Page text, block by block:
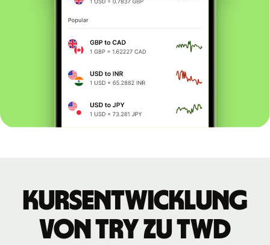
Kursentwicklung
von TRY zu TWD